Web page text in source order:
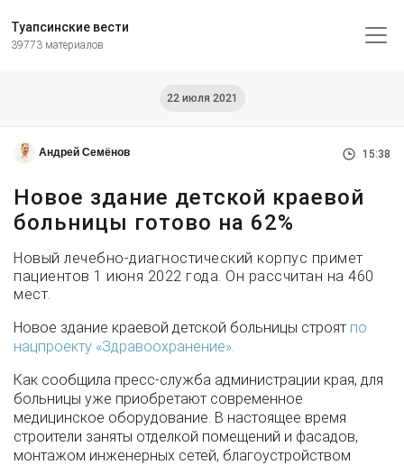
Туапсинские вести
39773 материалов
22 июля 2021
Андрей Семёнов 15:38
Новое здание детской краевой
больницы готово на 62%
Новый лечебно-диагностический корпус примет
пациентов 1 июня 2022 года. Он рассчитан на 460
мест.
Новое здание краевой детской больницы строят по
нацпроекту «Здравоохранение».
Как сообщила пресс-служба администрации края, для
больницы уже приобретают современное
медицинское оборудование. В настоящее время
строители заняты отделкой помещений и фасадов,
монтажом инженерных сетей, благоустройством